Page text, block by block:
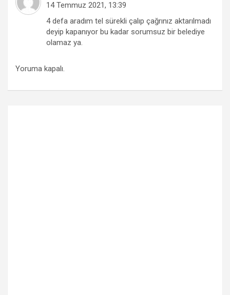
14 Temmuz 2021, 13:39
4 defa aradım tel sürekli çalıp çağrınız aktarılmadı
deyip kapanıyor bu kadar sorumsuz bir belediye
olamaz ya.
Yoruma kapalı.